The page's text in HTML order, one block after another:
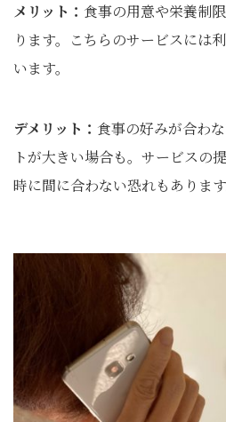
メリット： 食事の用意や栄養制
ります。こちらのサービスには
います。
デメリット： 食事の好みが合わ
トが大きい場合も。サービスの
時に間に合わない恐れもあります